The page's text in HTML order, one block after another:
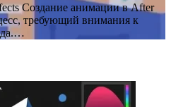
Создание анимации в After
требующий внимания к